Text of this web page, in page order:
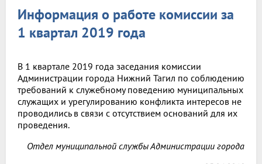
Информация о работе комиссии за
1 квартал 2019 года
В 1 квартале 2019 года заседания комиссии
Администрации города Нижний Тагил по соблюдению
требований к служебному поведению муниципальных
служащих и урегулированию конфликта интересов не
проводились в связи с отсутствием оснований для их
проведения.
Отдел муниципальной службы Администрации города